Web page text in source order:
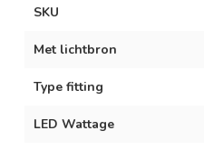
SKU
Met lichtbron
Type fitting
LED Wattage